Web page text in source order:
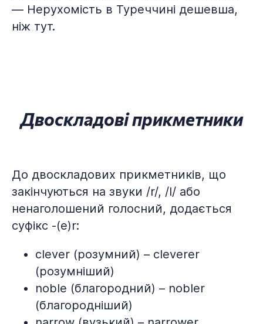
— Нерухомість в Туреччині дешевша,
ніж тут.
Двоскладові прикметники
До двоскладових прикметників, що
закінчуються на звуки /r/, /l/ або
ненаголошений голосний, додається
суфікс -(e)r:
clever (розумний) – cleverer
(розумніший)
noble (благородний) – nobler
(благородніший)